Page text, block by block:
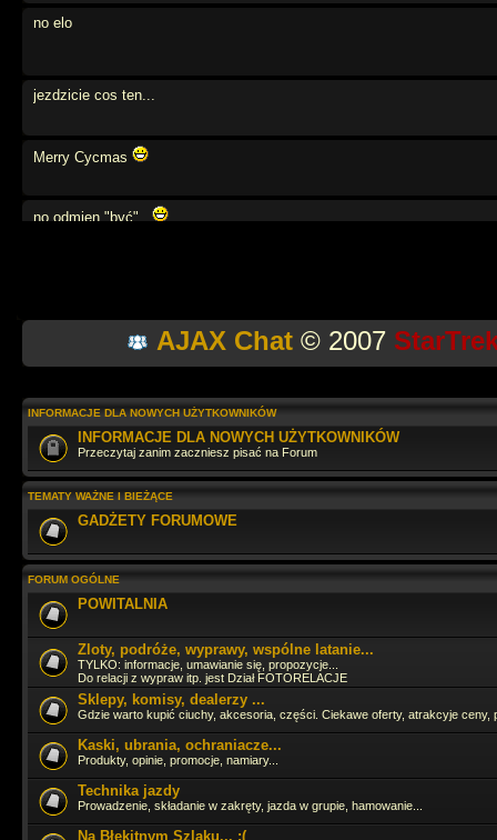
no elo
jezdzicie cos ten...
Merry Cycmas
no odmien "być",,
moze powtórzymy angielski?
na na na na
Jaki tu spokój
wow... przegapiłem.. cos tu sie działo
Szybko leci. Dobrze, że zglądasz raz w roku
Cześć Panowie jak tam życie ? Ostatnia moja wizyta tu to 16.06.2024
Pojeździłbym już GruSXR
jakoś pitbike jest fajny, ale duże moto i
adrenalinki
hahah
AJAX Chat© 2007
INFORMACJE DLA NOWYCH UŻYTKOWNIKÓW
INFORMACJE DLA NOWYCH UŻYTKOWNIKÓW
Przeczytaj zanim zaczniesz pisać na Forum
TEMATY WAŻNE I BIEŻĄCE
GADŻETY FORUMOWE
FORUM OGÓLNE
POWITALNIA
Zloty, podróże, wyprawy, wspólne latanie...
TYLKO: informacje, umawianie się, propozycje...
Do relacji z wypraw itp. jest Dział FOTORELACJE
Sklepy, komisy, dealerzy ...
Gdzie warto kupić ciuchy, akcesoria, części. Ciekawe oferty, atrakcyje ceny,
Kaski, ubrania, ochraniacze...
Produkty, opinie, promocje, namiary...
Technika jazdy
Prowadzenie, składanie w zakręty, jazda w grupie, hamowanie...
Na Błękitnym Szlaku... :(